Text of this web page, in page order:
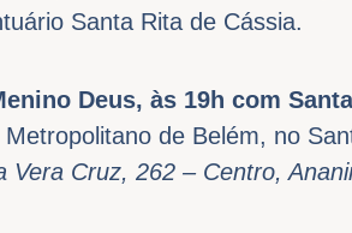
Santa Rita de Cássia.
Deus, às 19h com
de Belém, no
Vera Cruz, 262 – Centro,